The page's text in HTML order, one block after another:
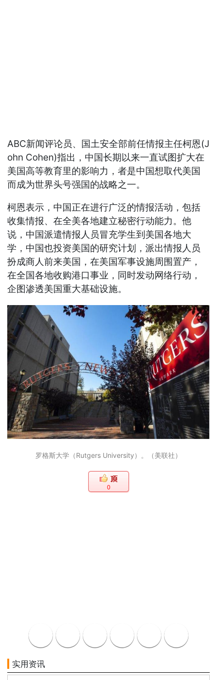
ABC新闻评论员、国土安全部前任情报主任柯恩(J
ohn Cohen)指出，中国长期以来一直试图扩大在
美国高等教育里的影响力，者是中国想取代美国
而成为世界头号强国的战略之一。
柯恩表示，中国正在进行广泛的情报活动，包括
收集情报、在全美各地建立秘密行动能力。他
说，中国派遣情报人员冒充学生到美国各地大
学，中国也投资美国的研究计划，派出情报人员
扮成商人前来美国，在美国军事设施周围置产，
在全国各地收购港口事业，同时发动网络行动，
企图渗透美国重大基础设施。
罗格斯大学（Rutgers University）。（美联社）
0
实用资讯